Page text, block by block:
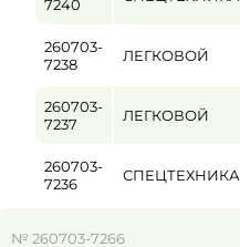
7240
260703-
7238
ЛЕГКОВОЙ
260703-
7237
ЛЕГКОВОЙ
260703-
7236
СПЕЦТЕХНИКА
№ 260703-7266